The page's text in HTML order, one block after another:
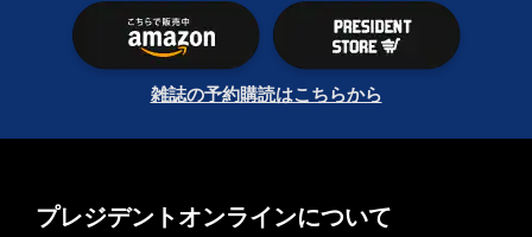
雑誌の予約購読はこちらから
プレジデントオンラインについて